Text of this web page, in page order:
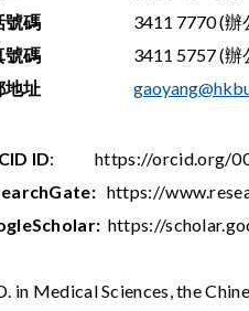
號碼
3411 7770 (辦
號碼
3411 5757 (辦
地址
ID:https://orcid.org/
https://
https://
in Medical Sciences, the